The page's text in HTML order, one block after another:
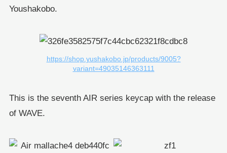
Youshakobo.
https://shop.yushakobo.jp/products/9005?
variant=49035146363111
This is the seventh AIR series keycap with the release
of WAVE.